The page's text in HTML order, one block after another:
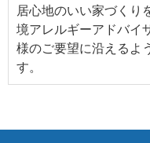
居心地のいい家づくり
境アレルギーアドバイ
様のご要望に沿えるよ
す。